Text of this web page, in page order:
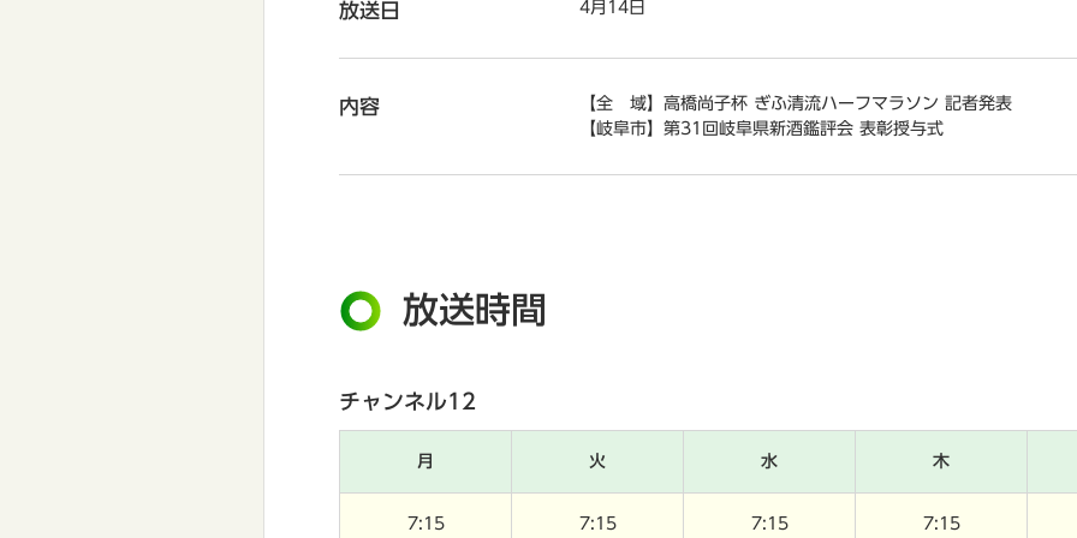
放送日 4月14日
内容
【全 域】高橋尚子杯 ぎふ清流ハーフマラソン 記者発表
【岐阜市】第31回岐阜県新酒鑑評会 表彰授与式
放送時間
チャンネル12
月 火 水 木
7:15 7:15 7:15 7:15